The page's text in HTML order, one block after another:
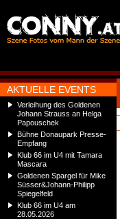
AKTUELLE EVENTS
Verleihung des Goldenen
Johann Strauss an Helga
Papouschek
Bühne Donaupark Presse-
Empfang
Klub 66 im U4 mit Tamara
Mascara
Goldenen Spargel für Mike
Süsser&Johann-Philipp
Spiegelfeld
Klub 66 im U4 am
28.05.2026